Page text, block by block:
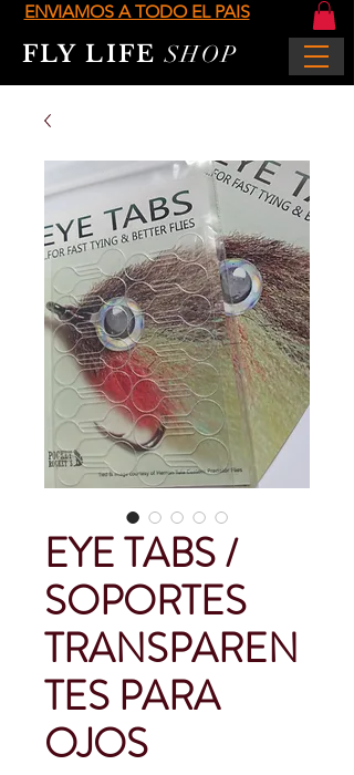
ENVIAMOS A TODO EL PAIS
FLY LIFESHOP
EYE TABS /
SOPORTES
TRANSPAREN
TES PARA
OJOS